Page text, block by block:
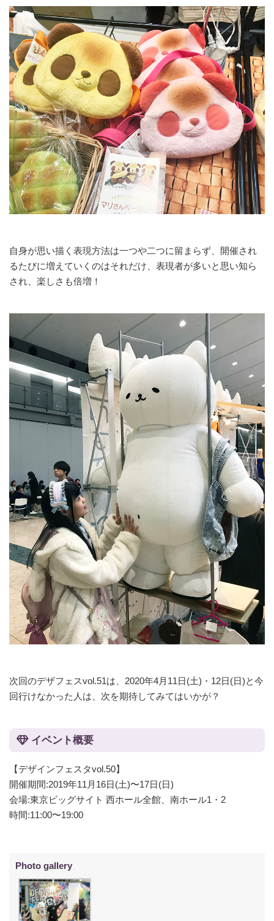
自身が思い描く表現方法は一つや二つに留まらず、開催され
るたびに増えていくのはそれだけ、表現者が多いと思い知ら
され、楽しさも倍増！
次回のデザフェスvol.51は、2020年4月11日(土)・12日(日)と今
回行けなかった人は、次を期待してみてはいかが？
イベント概要
【デザインフェスタvol.50】
開催期間:2019年11月16日(土)〜17日(日)
会場:東京ビッグサイト 西ホール全館、南ホール1・2
時間:11:00〜19:00